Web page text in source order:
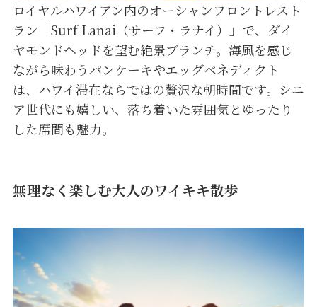
ロイヤルハワイアン内のオーシャンフロントレスト
ラン「Surf Lanai（サーフ・ラナイ）」で、ダイ
ヤモンドヘッドを望む絶景ブランチ。海風を感じ
ながら味わうパンケーキやエッグベネディクト
は、ハワイ滞在ならではの贅沢な朝時間です。シニ
ア世代にも嬉しい、落ち着いた雰囲気とゆったり
した席間も魅力。
無理なく楽しむ大人のワイキキ散歩